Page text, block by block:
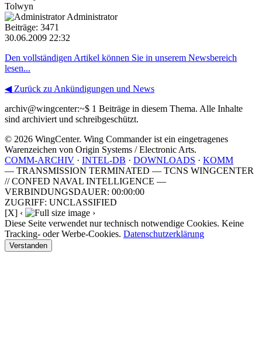
Tolwyn
Administrator
Beiträge: 3471
30.06.2009 22:32
Den vollständigen Artikel können Sie in unserem Newsbereich
lesen...
◀ Zurück zu Ankündigungen und News
archiv@wingcenter:~$ 1 Beiträge in diesem Thema. Alle Inhalte
sind archiviert und schreibgeschützt.
© 2026 WingCenter. Wing Commander ist ein eingetragenes
Warenzeichen von Origin Systems / Electronic Arts.
COMM-ARCHIV · INTEL-DB · DOWNLOADS · KOMM
— TRANSMISSION TERMINATED — TCNS WINGCENTER
// CONFED NAVAL INTELLIGENCE —
VERBINDUNGSDAUER: 00:00:00
ZUGRIFF: UNCLASSIFIED
[X] ‹
›
Diese Seite verwendet nur technisch notwendige Cookies. Keine
Tracking- oder Werbe-Cookies. Datenschutzerklärung
Verstanden